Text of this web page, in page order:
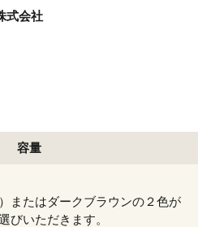
式会社
容量
またはダークブラウンの２色が
びいただきます。